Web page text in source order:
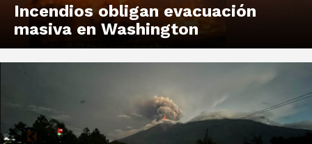
Incendios obligan evacuación
masiva en Washington